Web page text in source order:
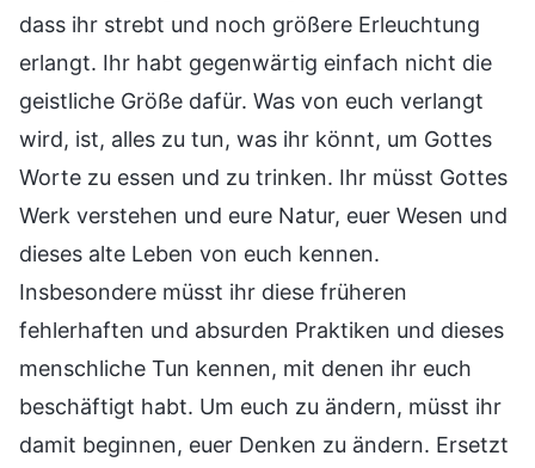
dass ihr strebt und noch größere Erleuchtung
erlangt. Ihr habt gegenwärtig einfach nicht die
geistliche Größe dafür. Was von euch verlangt
wird, ist, alles zu tun, was ihr könnt, um Gottes
Worte zu essen und zu trinken. Ihr müsst Gottes
Werk verstehen und eure Natur, euer Wesen und
dieses alte Leben von euch kennen.
Insbesondere müsst ihr diese früheren
fehlerhaften und absurden Praktiken und dieses
menschliche Tun kennen, mit denen ihr euch
beschäftigt habt. Um euch zu ändern, müsst ihr
damit beginnen, euer Denken zu ändern. Ersetzt